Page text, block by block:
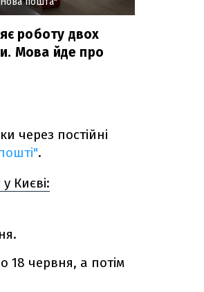
роботу двох
Мова йде про
через постійні
.
Києві:
18 червня, а потім